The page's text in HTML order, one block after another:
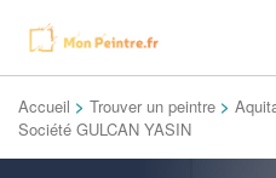
Accueil > Trouver un peintre >
Société GULCAN YASIN